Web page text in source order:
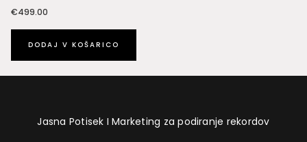
€499.00
DODAJ V KOŠARICO
Jasna Potisek I Marketing za podiranje rekordov